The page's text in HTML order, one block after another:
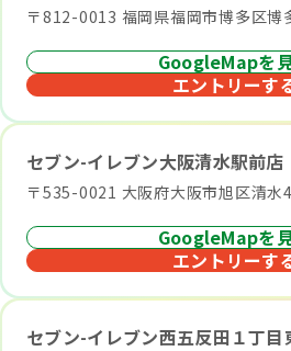
〒812-0013 福岡県福岡市博多区博
GoogleMapを
エントリーす
セブン-イレブン大阪清水駅前店
〒535-0021 大阪府大阪市旭区清水
GoogleMapを
エントリーす
セブン-イレブン西五反田１丁目